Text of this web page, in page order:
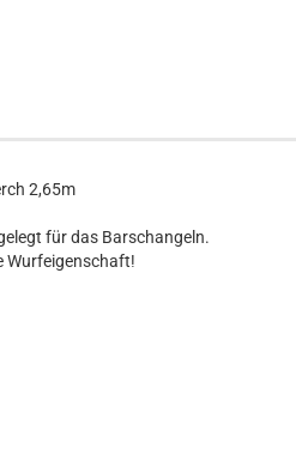
2,65m
für das Barschangeln.
Wurfeigenschaft!